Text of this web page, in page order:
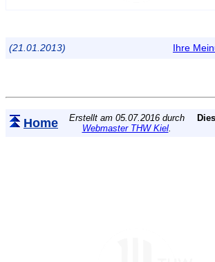
(21.01.2013) Ihre
Home
Erstellt am 05.07.2016 durch
Webmaster THW Kiel.